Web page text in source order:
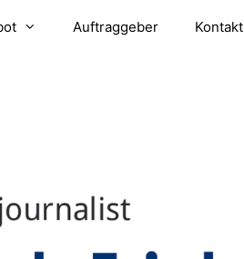
Auftraggeber Kontakt